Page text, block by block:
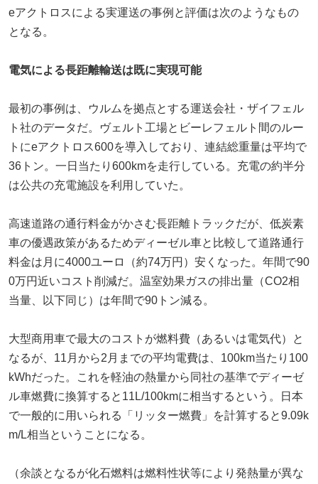
eアクトロスによる実運送の事例と評価は次のようなもの
となる。
電気による長距離輸送は既に実現可能
最初の事例は、ウルムを拠点とする運送会社・ザイフェル
ト社のデータだ。ヴェルト工場とビーレフェルト間のルー
トにeアクトロス600を導入しており、連結総重量は平均で
36トン。一日当たり600kmを走行している。充電の約半分
は公共の充電施設を利用していた。
高速道路の通行料金がかさむ長距離トラックだが、低炭素
車の優遇政策があるためディーゼル車と比較して道路通行
料金は月に4000ユーロ（約74万円）安くなった。年間で90
0万円近いコスト削減だ。温室効果ガスの排出量（CO2相
当量、以下同じ）は年間で90トン減る。
大型商用車で最大のコストが燃料費（あるいは電気代）と
なるが、11月から2月までの平均電費は、100km当たり100
kWhだった。これを軽油の熱量から同社の基準でディーゼ
ル車燃費に換算すると11L/100kmに相当するという。日本
で一般的に用いられる「リッター燃費」を計算すると9.09k
m/L相当ということになる。
（余談となるが化石燃料は燃料性状等により発熱量が異な